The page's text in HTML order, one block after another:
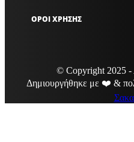
ΟΡΟΙ ΧΡΗΣΗΣ
© Copyright 2025 -
Δημιουργήθηκε με ❤️ &